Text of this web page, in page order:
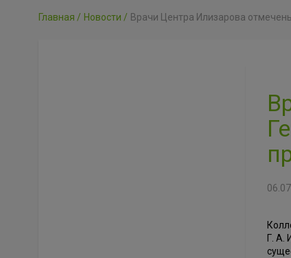
Главная Новости Врачи Центра Илизарова
Г. А.